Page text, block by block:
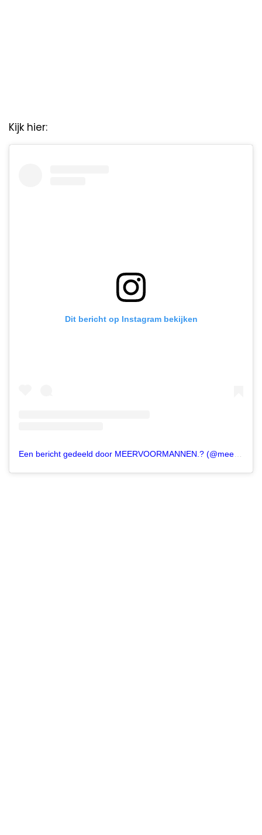
Kijk hier:
Dit bericht op Instagram bekijken
Een bericht gedeeld door MEERVOORMANNEN.? (@meervoormannen)